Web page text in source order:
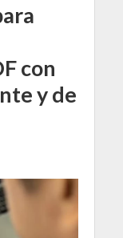
con
y de